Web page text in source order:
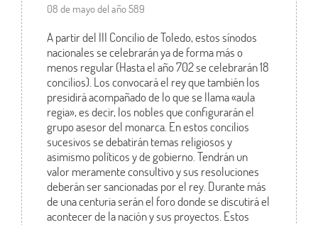
08 de mayo del año 589
A partir del III Concilio de Toledo, estos sínodos
nacionales se celebrarán ya de forma más o
menos regular (Hasta el año 702 se celebrarán 18
concilios). Los convocará el rey que también los
presidirá acompañado de lo que se llama «aula
regia», es decir, los nobles que configurarán el
grupo asesor del monarca. En estos concilios
sucesivos se debatirán temas religiosos y
asimismo políticos y de gobierno. Tendrán un
valor meramente consultivo y sus resoluciones
deberán ser sancionadas por el rey. Durante más
de una centuria serán el foro donde se discutirá el
acontecer de la nación y sus proyectos. Estos